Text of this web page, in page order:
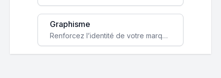
Graphisme
Renforcez l’identité de votre marque avec un design unique qui capte l’attention et engage vos clients.